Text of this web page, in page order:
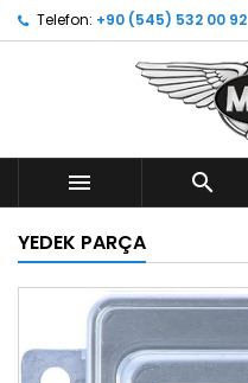
Telefon: +90 (545) 532 00 92
 
YEDEK PARÇA